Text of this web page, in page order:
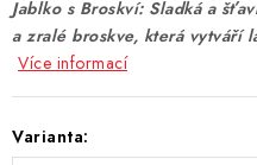
NIKOTINOVÝ FILM
PŘÍSLUŠENSTVÍ
ZNAČKY
Jablko s Broskví: Sladká a
a zralé broskve, která vytváří
Více informací
Varianta: